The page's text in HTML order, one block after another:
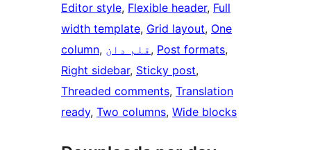
Editor style, Flexible header, Full
width template, Grid layout, One
column, قلم دان , Post formats
Right sidebar, Sticky post
Threaded comments, Translation
ready, Two columns, Wide blocks